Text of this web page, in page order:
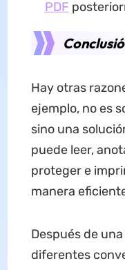
PDF
Hay otras
ejemplo, no es
sino una
puede leer,
proteger e
manera
Después de
diferentes